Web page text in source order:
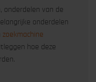
onderdelen van de
onderdelen
zoekmachine
hoe deze